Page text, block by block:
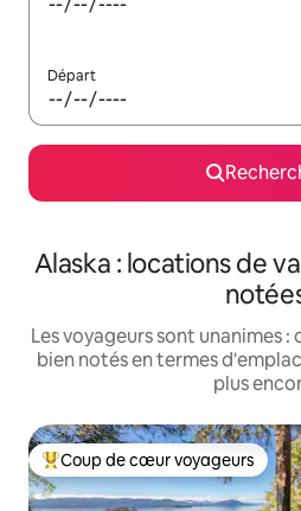
Départ
Alaska : locations de
Les voyageurs sont unanimes
bien notés en termes
plus
Coups de cœur voyageurs les
Coup de cœur voyageurs